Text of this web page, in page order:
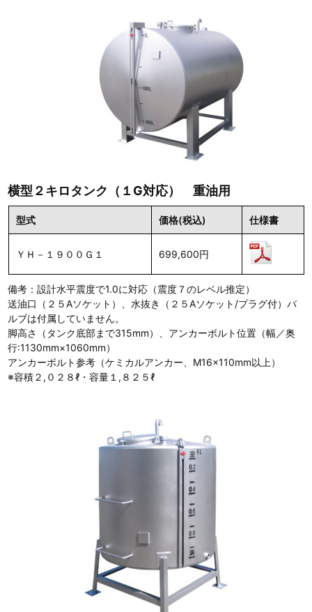
横型２キロタンク（１G対応） 重油用
型式 価格(税込) 仕様書
ＹＨ－１９００Ｇ１ 699,600円
備考：設計水平震度で1.0に対応（震度７のレベル推定）
送油口（２５Aソケット）、水抜き（２５Aソケット/プラグ付）バ
ルブは付属していません。
脚高さ（タンク底部まで315mm）、アンカーボルト位置（幅／奥
行:1130mm×1060mm）
アンカーボルト参考（ケミカルアンカー、M16×110mm以上）
※容積２,０２８ℓ・容量１,８２５ℓ